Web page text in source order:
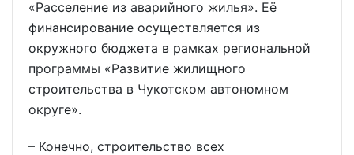
«Расселение из аварийного жилья». Её
финансирование осуществляется из
окружного бюджета в рамках региональной
программы «Развитие жилищного
строительства в Чукотском автономном
округе».
– Конечно, строительство всех